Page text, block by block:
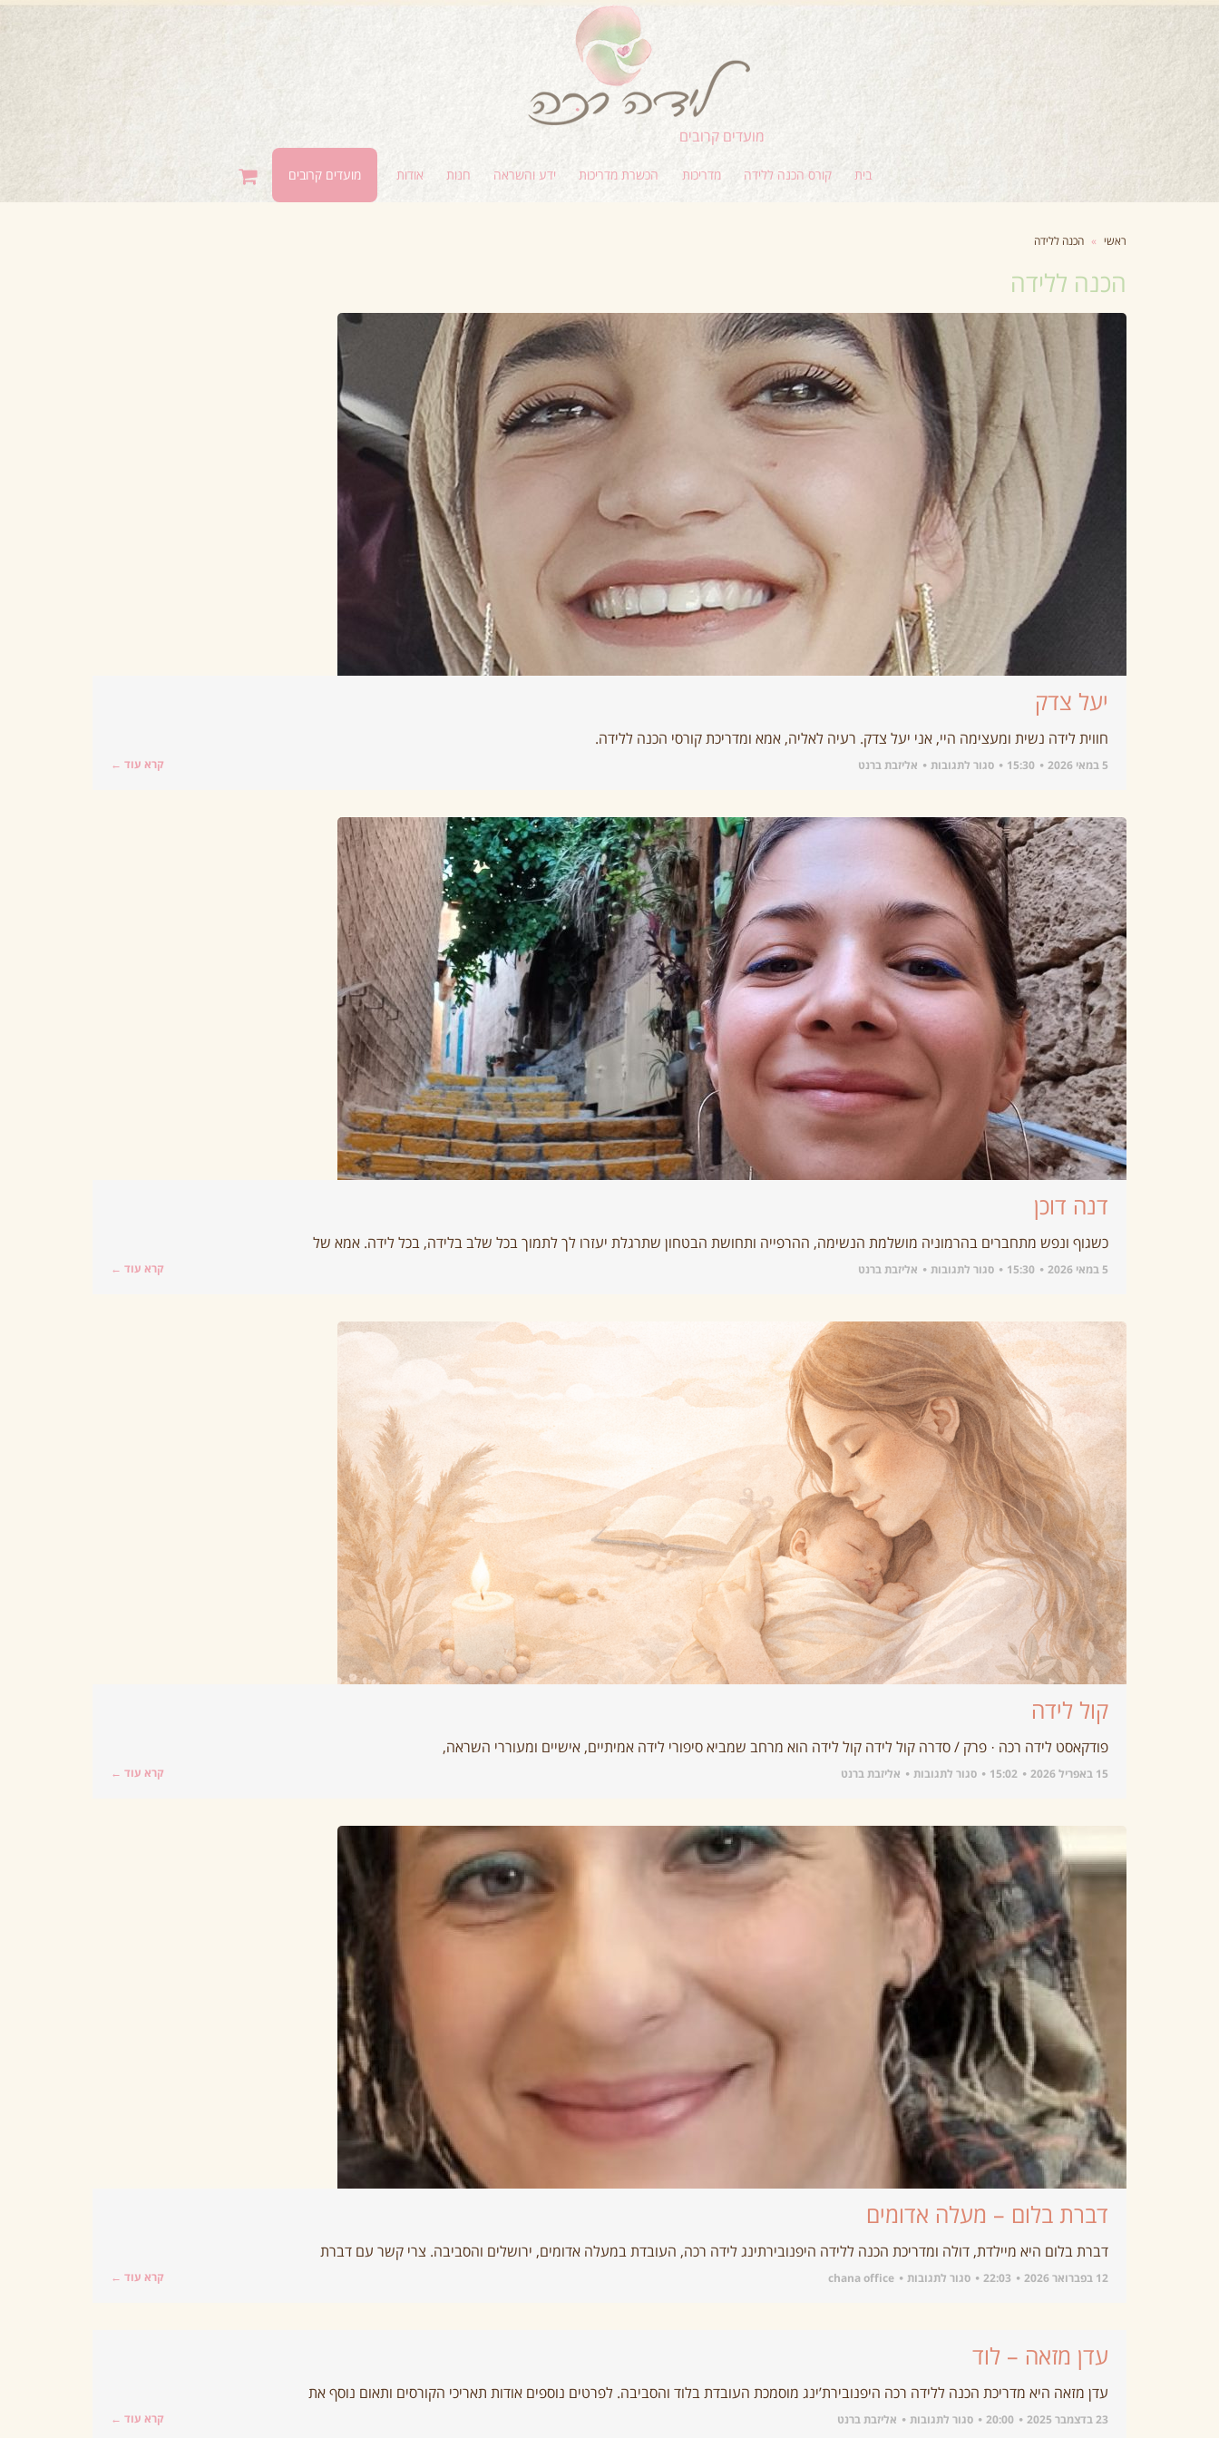
מועדים קרובים
בית קורס הכנה ללידה מדריכות הכשרת מדריכות ידע והשראה חנות אודות מועדים קרובים
ראשי » הכנה ללידה
הכנה ללידה
יעל צדק
חווית לידה נשית ומעצימה היי, אני יעל צדק. רעיה לאליה, אמא ומדריכת קורסי הכנה ללידה.
5 במאי 2026 15:30 סגור לתגובות אליזבת ברנט קרא עוד ←
דנה דוכן
כשגוף ונפש מתחברים בהרמוניה מושלמת הנשימה, ההרפייה ותחושת הבטחון שתרגלת יעזרו לך לתמוך בכל שלב בלידה, בכל לידה. אמא של
5 במאי 2026 15:30 סגור לתגובות אליזבת ברנט קרא עוד ←
קול לידה
פודקאסט לידה רכה · פרק / סדרה קול לידה קול לידה הוא מרחב שמביא סיפורי לידה אמיתיים, אישיים ומעוררי השראה,
15 באפריל 2026 15:02 סגור לתגובות אליזבת ברנט קרא עוד ←
דברת בלום – מעלה אדומים
דברת בלום היא מיילדת, דולה ומדריכת הכנה ללידה היפנובירתינג לידה רכה, העובדת במעלה אדומים, ירושלים והסביבה. צרי קשר עם דברת
12 בפברואר 2026 22:03 סגור לתגובות chana office קרא עוד ←
עדן מזאה – לוד
עדן מזאה היא מדריכת הכנה ללידה רכה היפנובירת’ינג מוסמכת העובדת בלוד והסביבה. לפרטים נוספים אודות תאריכי הקורסים ותאום נוסף את
23 בדצמבר 2025 20:00 סגור לתגובות אליזבת ברנט קרא עוד ←